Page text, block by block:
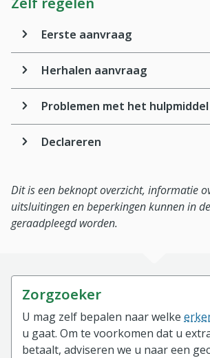
Eerste aanvraag
Herhalen aanvraag
Problemen met het hulpmiddel
Declareren
Dit is een beknopt overzicht, informatie
uitsluitingen en beperkingen kunnen in de
geraadpleegd worden.
Zorgzoeker
U mag zelf bepalen naar welke
u gaat. Om te voorkomen dat u
betaalt, adviseren we u naar een